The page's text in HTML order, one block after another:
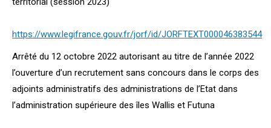
https://www.legifrance.gouv.fr/jorf/id/JORFTEXT000046383544
Arrêté du 12 octobre 2022 autorisant au titre de l’année 2022
l’ouverture d’un recrutement sans concours dans le corps des
adjoints administratifs des administrations de l’Etat dans
l’administration supérieure des îles Wallis et Futuna